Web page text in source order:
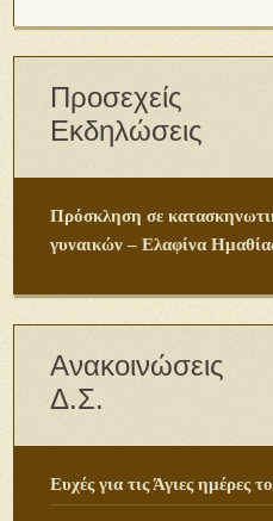
Προσεχείς
Εκδηλώσεις
Πρόσκληση σε
γυναικών – Ελαφίνα
Ανακοινώσεις
Δ.Σ.
Ευχές για τις Άγιες ημέρες